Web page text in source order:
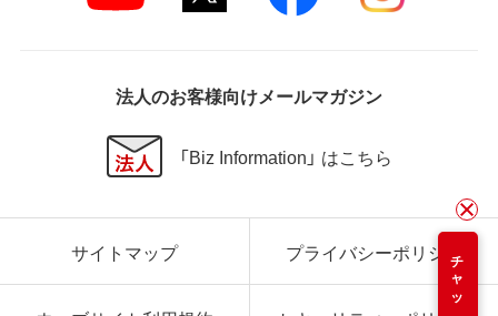
チャット
法人のお客様向けメールマガジン
「Biz Information」 はこちら
サイトマップ プライバシーポリシー